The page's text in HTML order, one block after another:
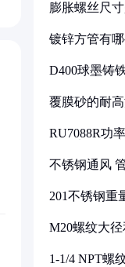
膨胀螺丝尺
镀锌方管有
D400球墨铸
覆膜砂的耐
RU7088R功
不锈钢通风
201不锈钢重
M20螺纹大
1-1/4 NPT螺